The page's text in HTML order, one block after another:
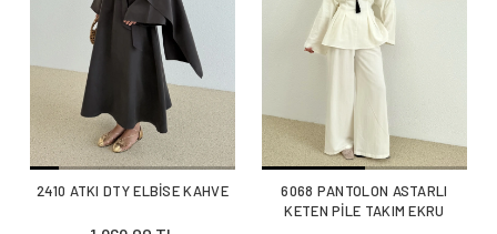
2410 ATKI DTY ELBİSE KAHVE
6068 PANTOLON ASTARLI
KETEN PİLE TAKIM EKRU